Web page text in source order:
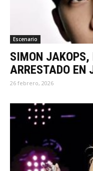
Escenario
SIMON JAKOPS,
ARRESTADO EN
26 febrero, 2026